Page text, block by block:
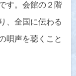
す。会館の２階
、全国に伝わる
唄声を聴くこと